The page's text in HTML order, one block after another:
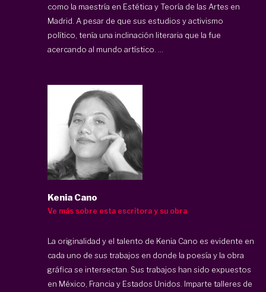
como la maestría en Estética y Teoría de las Artes en
Madrid. A pesar de que sus estudios y activismo
político, tenía una inclinación literaria que la fue
acercando al mundo artístico. ...
Kenia Cano
Ve más sobre esta escritora y su obra
La originalidad y el talento de Kenia Cano es evidente en
cada uno de sus trabajos en donde la poesía y la obra
gráfica se intersectan. Sus trabajos han sido expuestos
en México, Francia y Estados Unidos. Imparte talleres de